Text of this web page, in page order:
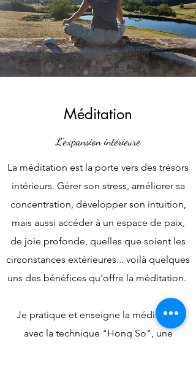
Méditation
L'expansion intérieure
La méditation est la porte vers des trésors
intérieurs. Gérer son stress, améliorer sa
concentration, développer son intuition,
mais aussi accéder à un espace de paix,
de joie profonde, quelles que soient les
circonstances extérieures... voilà quelques
uns des bénéfices qu'offre la méditation.
Je pratique et enseigne la méditation
avec la technique "Hong So", une